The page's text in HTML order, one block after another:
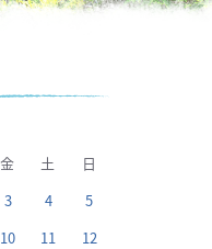
金 土 日
3 4
5
10 11
12